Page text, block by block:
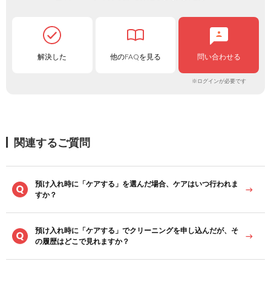
解決した 他のFAQを見る 問い合わせる
※ログインが必要です
関連するご質問
預け入れ時に「ケアする」を選んだ場合、ケアはいつ行われま
すか？
預け入れ時に「ケアする」でクリーニングを申し込んだが、そ
の履歴はどこで見れますか？